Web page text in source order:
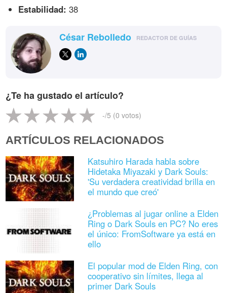
Estabilidad: 38
César Rebolledo REDACTOR DE GUÍAS
¿Te ha gustado el artículo?
-/5 (0 votos)
ARTÍCULOS RELACIONADOS
Katsuhiro Harada habla sobre
Hidetaka Miyazaki y Dark Souls:
'Su verdadera creatividad brilla en
el mundo que creó'
¿Problemas al jugar online a Elden
Ring o Dark Souls en PC? No eres
el único: FromSoftware ya está en
ello
El popular mod de Elden Ring, con
cooperativo sin límites, llega al
primer Dark Souls